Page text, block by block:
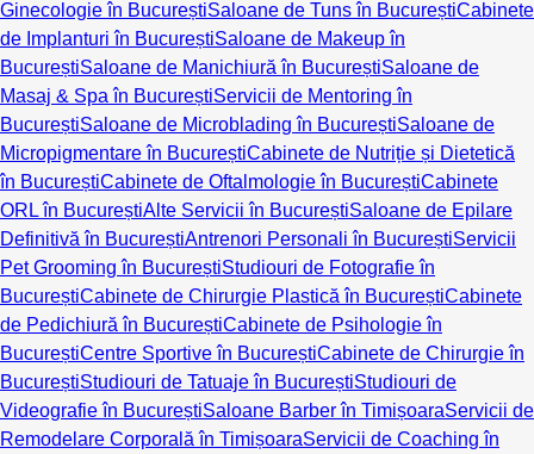
Ginecologie în BucureștiSaloane de Tuns în BucureștiCabinete
de Implanturi în BucureștiSaloane de Makeup în
BucureștiSaloane de Manichiură în BucureștiSaloane de
Masaj & Spa în BucureștiServicii de Mentoring în
BucureștiSaloane de Microblading în BucureștiSaloane de
Micropigmentare în BucureștiCabinete de Nutriție și Dietetică
în BucureștiCabinete de Oftalmologie în BucureștiCabinete
ORL în BucureștiAlte Servicii în BucureștiSaloane de Epilare
Definitivă în BucureștiAntrenori Personali în BucureștiServicii
Pet Grooming în BucureștiStudiouri de Fotografie în
BucureștiCabinete de Chirurgie Plastică în BucureștiCabinete
de Pedichiură în BucureștiCabinete de Psihologie în
BucureștiCentre Sportive în BucureștiCabinete de Chirurgie în
BucureștiStudiouri de Tatuaje în BucureștiStudiouri de
Videografie în BucureștiSaloane Barber în TimișoaraServicii de
Remodelare Corporală în TimișoaraServicii de Coaching în